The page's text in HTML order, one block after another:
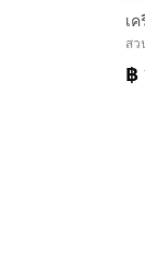
เ
สว
฿